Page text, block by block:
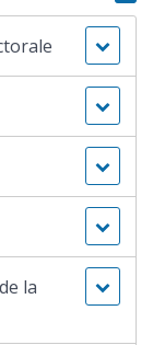
la